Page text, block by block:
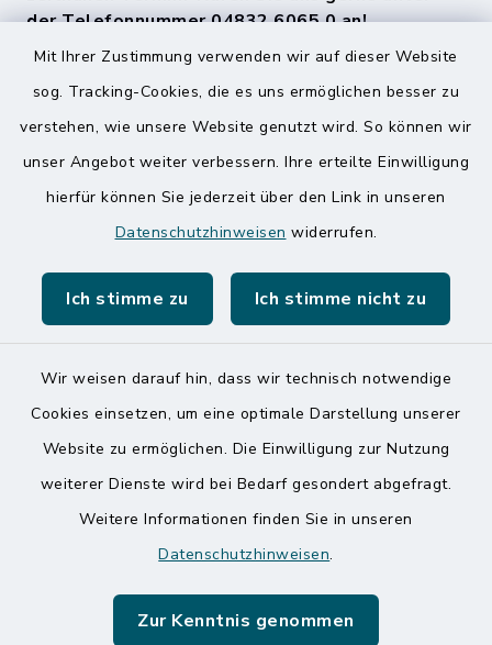
Mit Ihrer Zustimmung verwenden wir auf dieser Website
sog. Tracking-Cookies, die es uns ermöglichen besser zu
verstehen, wie unsere Website genutzt wird. So können wir
unser Angebot weiter verbessern. Ihre erteilte Einwilligung
hierfür können Sie jederzeit über den Link in unseren
Datenschutzhinweisen widerrufen.
Ich stimme zu Ich stimme nicht zu
Wir weisen darauf hin, dass wir technisch notwendige
Cookies einsetzen, um eine optimale Darstellung unserer
Website zu ermöglichen. Die Einwilligung zur Nutzung
weiterer Dienste wird bei Bedarf gesondert abgefragt.
Weitere Informationen finden Sie in unseren
Datenschutzhinweisen.
Zur Kenntnis genommen
der Telefonnummer 04832 6065 0 an!
Quicklinks
Amt Mitteldithmarschen
Speicherkoog Meldorfer Koog
Kontakt
Datenschutz